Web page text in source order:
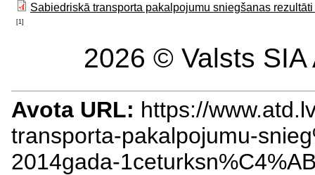
Sabiedriskā transporta pakalpojumu sniegšanas
[1]
2026 © Valsts
Avota URL: https://
transporta-pakalpojumu-
2014gada-